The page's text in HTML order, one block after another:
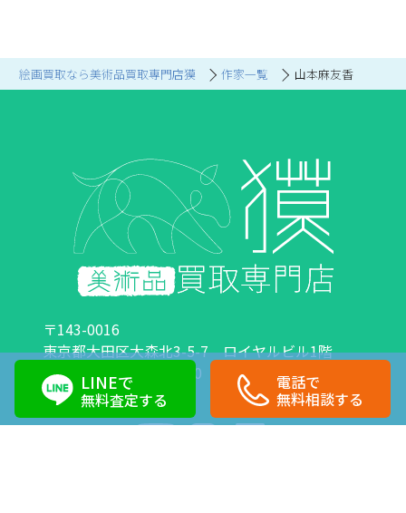
LINEで
無料査定する
電話で
無料相談する
絵画買取なら美術品買取専門店獏 作家一覧 山本麻友香
〒143-0016
東京都大田区大森北3-5-7 ロイヤルビル1階
営業時間：10:00～18:00 定休日：日曜日・祝日
0120-89-0007 03-6423-1033